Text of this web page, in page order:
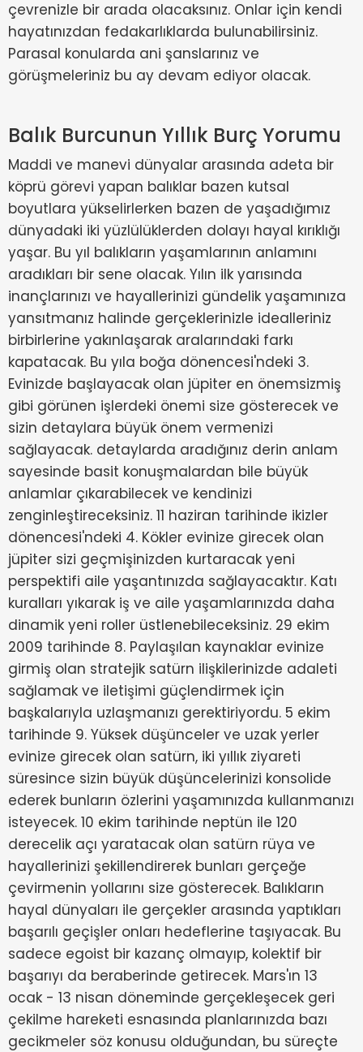
çevrenizle bir arada olacaksınız. Onlar için kendi
hayatınızdan fedakarlıklarda bulunabilirsiniz.
Parasal konularda ani şanslarınız ve
görüşmeleriniz bu ay devam ediyor olacak.
Balık Burcunun Yıllık Burç Yorumu
Maddi ve manevi dünyalar arasında adeta bir
köprü görevi yapan balıklar bazen kutsal
boyutlara yükselirlerken bazen de yaşadığımız
dünyadaki iki yüzlülüklerden dolayı hayal kırıklığı
yaşar. Bu yıl balıkların yaşamlarının anlamını
aradıkları bir sene olacak. Yılın ilk yarısında
inançlarınızı ve hayallerinizi gündelik yaşamınıza
yansıtmanız halinde gerçeklerinizle idealleriniz
birbirlerine yakınlaşarak aralarındaki farkı
kapatacak. Bu yıla boğa dönencesi'ndeki 3.
Evinizde başlayacak olan jüpiter en önemsizmiş
gibi görünen işlerdeki önemi size gösterecek ve
sizin detaylara büyük önem vermenizi
sağlayacak. detaylarda aradığınız derin anlam
sayesinde basit konuşmalardan bile büyük
anlamlar çıkarabilecek ve kendinizi
zenginleştireceksiniz. 11 haziran tarihinde ikizler
dönencesi'ndeki 4. Kökler evinize girecek olan
jüpiter sizi geçmişinizden kurtaracak yeni
perspektifi aile yaşantınızda sağlayacaktır. Katı
kuralları yıkarak iş ve aile yaşamlarınızda daha
dinamik yeni roller üstlenebileceksiniz. 29 ekim
2009 tarihinde 8. Paylaşılan kaynaklar evinize
girmiş olan stratejik satürn ilişkilerinizde adaleti
sağlamak ve iletişimi güçlendirmek için
başkalarıyla uzlaşmanızı gerektiriyordu. 5 ekim
tarihinde 9. Yüksek düşünceler ve uzak yerler
evinize girecek olan satürn, iki yıllık ziyareti
süresince sizin büyük düşüncelerinizi konsolide
ederek bunların özlerini yaşamınızda kullanmanızı
isteyecek. 10 ekim tarihinde neptün ile 120
derecelik açı yaratacak olan satürn rüya ve
hayallerinizi şekillendirerek bunları gerçeğe
çevirmenin yollarını size gösterecek. Balıkların
hayal dünyaları ile gerçekler arasında yaptıkları
başarılı geçişler onları hedeflerine taşıyacak. Bu
sadece egoist bir kazanç olmayıp, kolektif bir
başarıyı da beraberinde getirecek. Mars'ın 13
ocak - 13 nisan döneminde gerçekleşecek geri
çekilme hareketi esnasında planlarınızda bazı
gecikmeler söz konusu olduğundan, bu süreçte